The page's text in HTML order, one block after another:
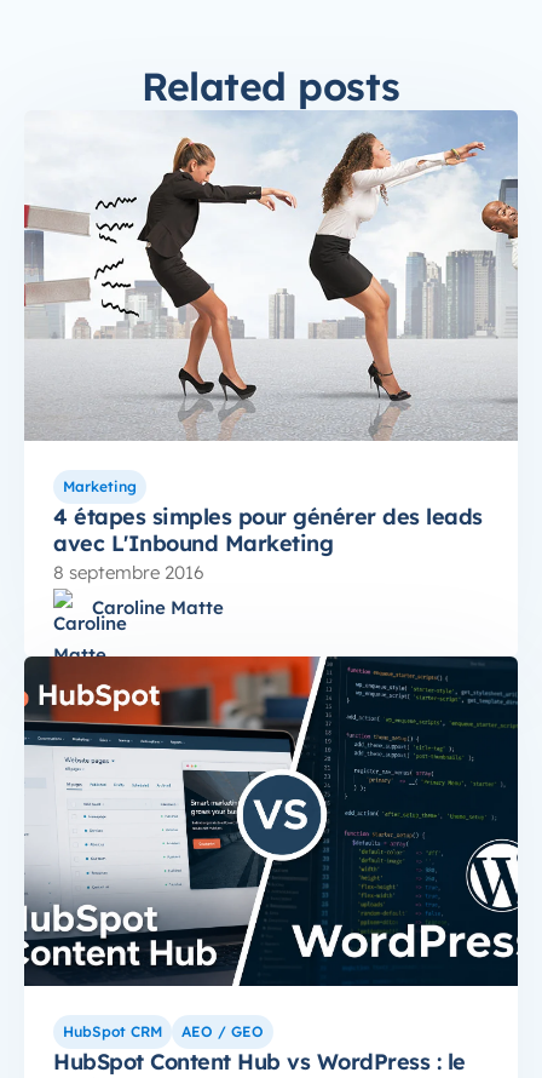
Related posts
Marketing
4 étapes simples pour générer des leads
avec L'Inbound Marketing
8 septembre 2016
Caroline Matte
HubSpot CRM AEO / GEO
HubSpot Content Hub vs WordPress : le